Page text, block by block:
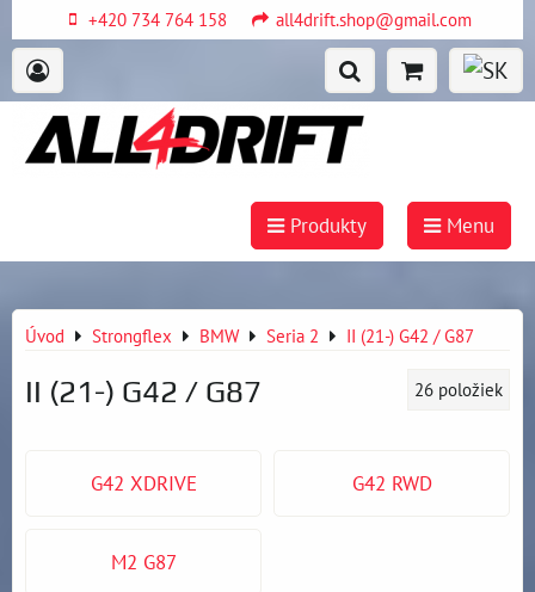
+420 734 764 158 all4drift.shop@gmail.com
Produkty Menu
Úvod Strongflex BMW Seria 2 II (21-) G42 / G87
II (21-) G42 / G87 26 položiek
G42 XDRIVE G42 RWD
M2 G87